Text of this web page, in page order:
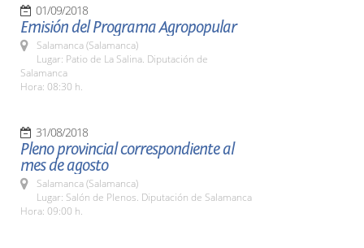
01/09/2018
Emisión del Programa Agropopular
Salamanca (Salamanca)
Lugar: Patio de La Salina. Diputación de
Salamanca
Hora: 08:30 h.
31/08/2018
Pleno provincial correspondiente al
mes de agosto
Salamanca (Salamanca)
Lugar: Salón de Plenos. Diputación de Salamanca
Hora: 09:00 h.